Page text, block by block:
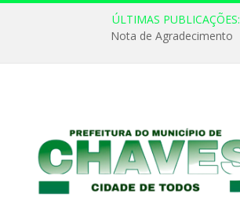
ÚLTIMAS PUBLICAÇÕES:
Nota de Agradecimento